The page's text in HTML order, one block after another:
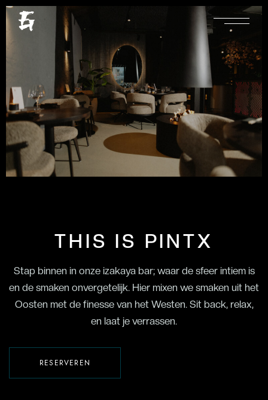
THIS IS PINTX
Stap binnen in onze izakaya bar; waar de sfeer intiem is
en de smaken onvergetelijk. Hier mixen we smaken uit het
Oosten met de finesse van het Westen. Sit back, relax,
en laat je verrassen.
RESERVEREN